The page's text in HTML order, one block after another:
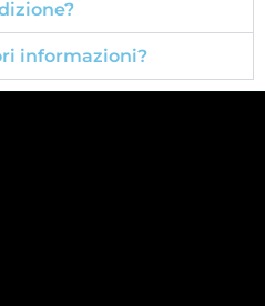
informazioni?